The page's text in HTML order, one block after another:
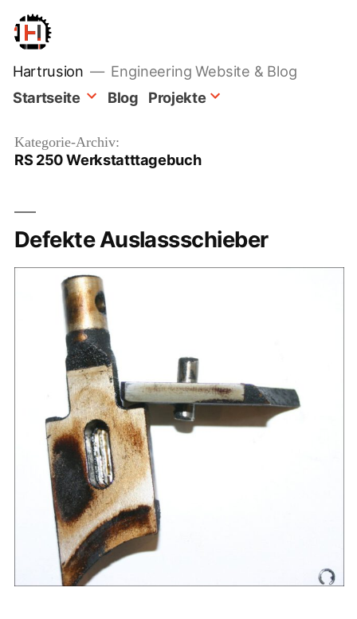
Inhalt
springen
Hartrusion
Engineering Website & Blog
Startseite
Blog Projekte
Kategorie-Archiv:
RS 250 Werkstatttagebuch
Defekte Auslassschieber